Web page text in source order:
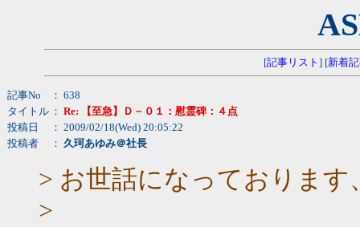
[記事リスト ] [新着
記事No
： 638
タイトル ： Re: 【至急】Ｄ－０１：慰霊碑：４点
投稿日
： 2009/02/18(Wed) 20:05:22
投稿者
： 久珂あゆみ＠社長
> お世話になっております
>